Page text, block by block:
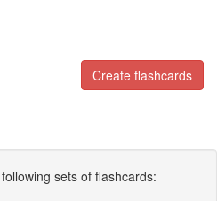
Create flashcards
sets of flashcards: